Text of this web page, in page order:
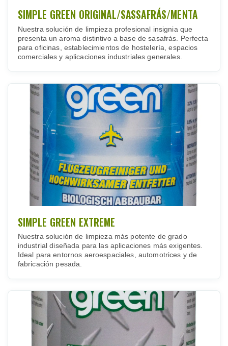
SIMPLE GREEN ORIGINAL/SASSAFRÁS/MENTA
Nuestra solución de limpieza profesional insignia que
presenta un aroma distintivo a base de sasafrás. Perfecta
para oficinas, establecimientos de hostelería, espacios
comerciales y aplicaciones industriales generales.
SIMPLE GREEN EXTREME
Nuestra solución de limpieza más potente de grado
industrial diseñada para las aplicaciones más exigentes.
Ideal para entornos aeroespaciales, automotrices y de
fabricación pesada.